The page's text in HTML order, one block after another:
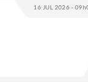
16 JUL 2026 -